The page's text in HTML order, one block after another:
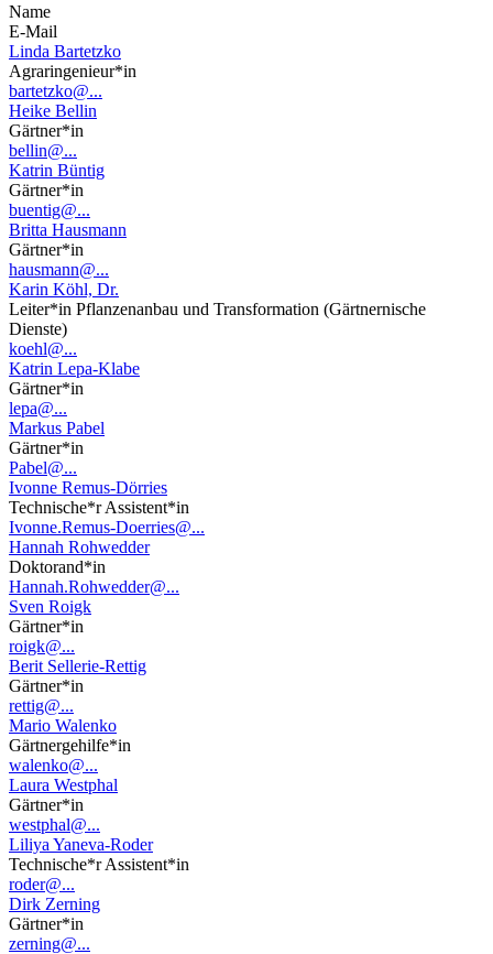
Name
E-Mail
Linda Bartetzko
Agraringenieur*in
bartetzko@...
Heike Bellin
Gärtner*in
bellin@...
Katrin Büntig
Gärtner*in
buentig@...
Britta Hausmann
Gärtner*in
hausmann@...
Karin Köhl, Dr.
Leiter*in Pflanzenanbau und Transformation (Gärtnernische
Dienste)
koehl@...
Katrin Lepa-Klabe
Gärtner*in
lepa@...
Markus Pabel
Gärtner*in
Pabel@...
Ivonne Remus-Dörries
Technische*r Assistent*in
Ivonne.Remus-Doerries@...
Hannah Rohwedder
Doktorand*in
Hannah.Rohwedder@...
Sven Roigk
Gärtner*in
roigk@...
Berit Sellerie-Rettig
Gärtner*in
rettig@...
Mario Walenko
Gärtnergehilfe*in
walenko@...
Laura Westphal
Gärtner*in
westphal@...
Liliya Yaneva-Roder
Technische*r Assistent*in
roder@...
Dirk Zerning
Gärtner*in
zerning@...